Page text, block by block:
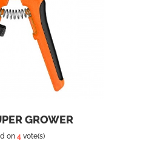
GROWER
on 4 vote(s)